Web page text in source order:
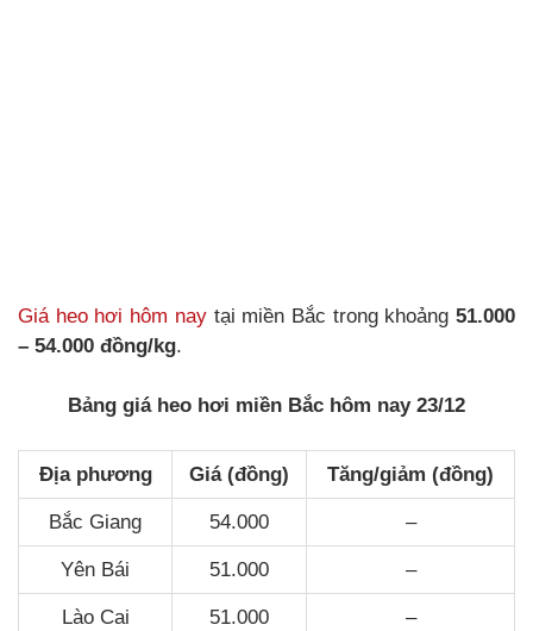
Giá heo hơi hôm naytại miền Bắc trong khoảng51.000
– 54.000 đồng/kg.
Bảng giá heo hơi miền Bắc hôm nay 23/12
Địa phương Giá (đồng) Tăng/giảm (đồng)
Bắc Giang 54.000 –
Yên Bái 51.000 –
Lào Cai 51.000 –